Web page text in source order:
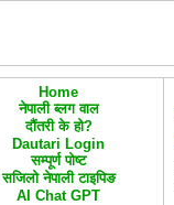
Home
नेपाली ब्लग वाल
दौंतरी के हो?
Dautari Login
सम्पूर्ण पोष्ट
सजिलो नेपाली टाइपिङ
AI Chat GPT